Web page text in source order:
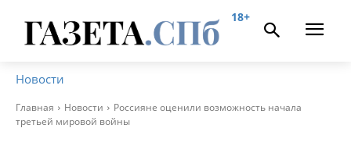
18+
Новости
Главная Новости
Россияне оценили возможность начала
третьей мировой войны